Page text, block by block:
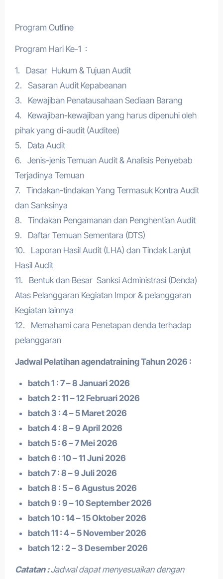
Program Outline
Program Hari Ke-1 :
1. Dasar Hukum & Tujuan Audit
2. Sasaran Audit Kepabeanan
3. Kewajiban Penatausahaan Sediaan Barang
4. Kewajiban-kewajiban yang harus dipenuhi oleh
pihak yang di-audit (Auditee)
5. Data Audit
6. Jenis-jenis Temuan Audit & Analisis Penyebab
Terjadinya Temuan
7. Tindakan-tindakan Yang Termasuk Kontra Audit
dan Sanksinya
8. Tindakan Pengamanan dan Penghentian Audit
9. Daftar Temuan Sementara (DTS)
10. Laporan Hasil Audit (LHA) dan Tindak Lanjut
Hasil Audit
11. Bentuk dan Besar Sanksi Administrasi (Denda)
Atas Pelanggaran Kegiatan Impor & pelanggaran
Kegiatan lainnya
12. Memahami cara Penetapan denda terhadap
pelanggaran
Jadwal Pelatihan agendatrainingTahun 2026 :
batch 1 : 7 – 8 Januari 2026
batch 2 : 11 – 12 Februari 2026
batch 3 : 4 – 5 Maret 2026
batch 4 : 8 – 9 April 2026
batch 5 : 6 – 7 Mei 2026
batch 6 : 10 – 11 Juni 2026
batch 7 : 8 – 9 Juli 2026
batch 8 : 5 – 6 Agustus 2026
batch 9 : 9 – 10 September 2026
batch 10 : 14 – 15 Oktober 2026
batch 11 : 4 – 5 November 2026
batch 12 : 2 – 3 Desember 2026
Catatan :Jadwal dapat menyesuaikan dengan